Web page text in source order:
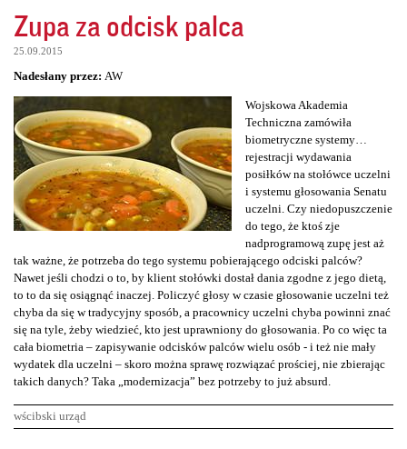
Zupa za odcisk palca
25.09.2015
Nadesłany przez: AW
Wojskowa Akademia
Techniczna zamówiła
biometryczne systemy…
rejestracji wydawania
posiłków na stołówce uczelni
i systemu głosowania Senatu
uczelni. Czy niedopuszczenie
do tego, że ktoś zje
nadprogramową zupę jest aż
tak ważne, że potrzeba do tego systemu pobierającego odciski palców?
Nawet jeśli chodzi o to, by klient stołówki dostał dania zgodne z jego dietą,
to to da się osiągnąć inaczej. Policzyć głosy w czasie głosowanie uczelni też
chyba da się w tradycyjny sposób, a pracownicy uczelni chyba powinni znać
się na tyle, żeby wiedzieć, kto jest uprawniony do głosowania. Po co więc ta
cała biometria – zapisywanie odcisków palców wielu osób - i też nie mały
wydatek dla uczelni – skoro można sprawę rozwiązać prościej, nie zbierając
takich danych? Taka „modernizacja” bez potrzeby to już absurd.
wścibski urząd